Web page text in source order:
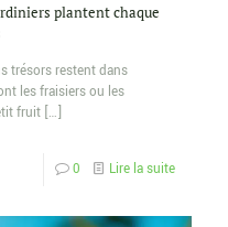
plantent chaque
trésors restent dans
les fraisiers ou les
fruit […]
0 Lire la suite